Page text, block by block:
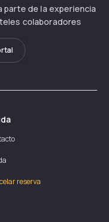
parte de la experiencia
colaboradores
reserva